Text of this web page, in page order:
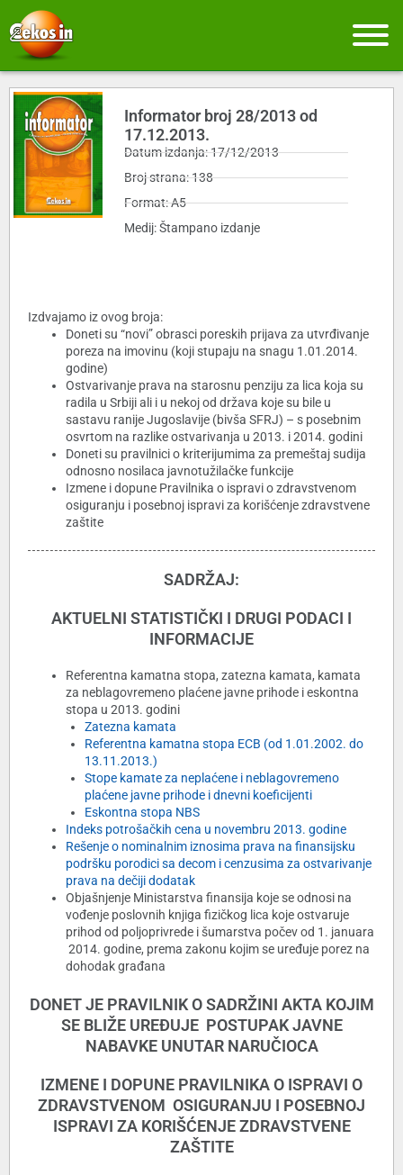
Informator broj 28/2013 od
17.12.2013.
Datum izdanja: 17/12/2013
Broj strana: 138
Format: A5
Medij: Štampano izdanje
Izdvajamo iz ovog broja:
Doneti su “novi” obrasci poreskih prijava za utvrđivanje
poreza na imovinu (koji stupaju na snagu 1.01.2014.
godine)
Ostvarivanje prava na starosnu penziju za lica koja su
radila u Srbiji ali i u nekoj od država koje su bile u
sastavu ranije Jugoslavije (bivša SFRJ) – s posebnim
osvrtom na razlike ostvarivanja u 2013. i 2014. godini
Doneti su pravilnici o kriterijumima za premeštaj sudija
odnosno nosilaca javnotužilačke funkcije
Izmene i dopune Pravilnika o ispravi o zdravstvenom
osiguranju i posebnoj ispravi za korišćenje zdravstvene
zaštite
SADRŽAJ:
AKTUELNI STATISTIČKI I DRUGI PODACI I
INFORMACIJE
Referentna kamatna stopa, zatezna kamata, kamata
za neblagovremeno plaćene javne prihode i eskontna
stopa u 2013. godini
Zatezna kamata
Referentna kamatna stopa ECB (od 1.01.2002. do
13.11.2013.)
Stope kamate za neplaćene i neblagovremeno
plaćene javne prihode i dnevni koeficijenti
Eskontna stopa NBS
Indeks potrošačkih cena u novembru 2013. godine
Rešenje o nominalnim iznosima prava na finansijsku
podršku porodici sa decom i cenzusima za ostvarivanje
prava na dečiji dodatak
Objašnjenje Ministarstva finansija koje se odnosi na
vođenje poslovnih knjiga fizičkog lica koje ostvaruje
prihod od poljoprivrede i šumarstva počev od 1. januara
2014. godine, prema zakonu kojim se uređuje porez na
dohodak građana
DONET JE PRAVILNIK O SADRŽINI AKTA KOJIM
SE BLIŽE UREĐUJE POSTUPAK JAVNE
NABAVKE UNUTAR NARUČIOCA
IZMENE I DOPUNE PRAVILNIKA O ISPRAVI O
ZDRAVSTVENOM OSIGURANJU I POSEBNOJ
ISPRAVI ZA KORIŠĆENJE ZDRAVSTVENE
ZAŠTITE